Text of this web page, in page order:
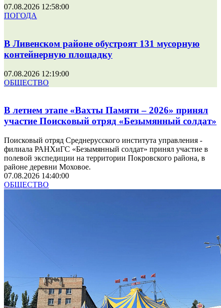
07.08.2026 12:58:00
ПОГОДА
В Ливенском районе обустроят 131 мусорную
контейнерную площадку
07.08.2026 12:19:00
ОБЩЕСТВО
В летнем этапе «Вахты Памяти – 2026» принял
участие Поисковый отряд «Безымянный солдат»
Поисковый отряд Среднерусского института управления -
филиала РАНХиГС «Безымянный солдат» принял участие в
полевой экспедиции на территории Покровского района, в
районе деревни Моховое.
07.08.2026 14:40:00
ОБЩЕСТВО